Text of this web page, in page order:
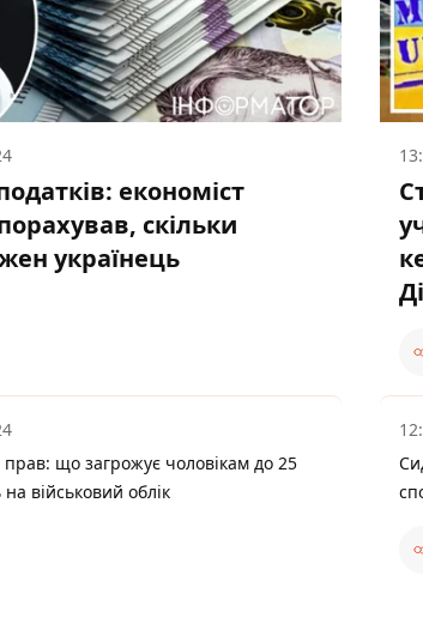
економіст
скільки
українець
що загрожує чоловікам до 25
на військовий облік